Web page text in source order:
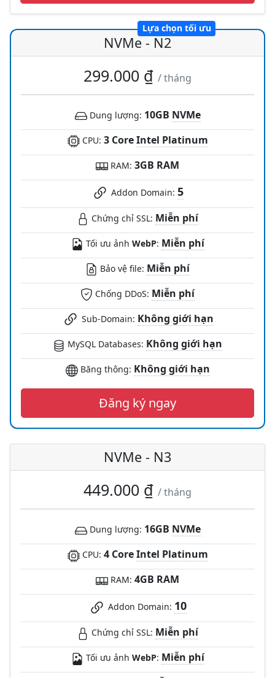
Lựa chọn tối ưu
NVMe - N2
299.000 ₫ / tháng
Dung lượng: 10GB NVMe
CPU: 3 CoreIntel Platinum
RAM: 3GB RAM
Addon Domain: 5
Chứng chỉ SSL: Miễn phí
Tối ưu ảnh WebP: Miễn phí
Bảo vệ file: Miễn phí
Chống DDoS: Miễn phí
Sub-Domain: Không giới hạn
MySQL Databases: Không giới hạn
Băng thông: Không giới hạn
Đăng ký ngay
NVMe - N3
449.000 ₫ / tháng
Dung lượng: 16GB NVMe
CPU: 4 CoreIntel Platinum
RAM: 4GB RAM
Addon Domain: 10
Chứng chỉ SSL: Miễn phí
Tối ưu ảnh WebP: Miễn phí